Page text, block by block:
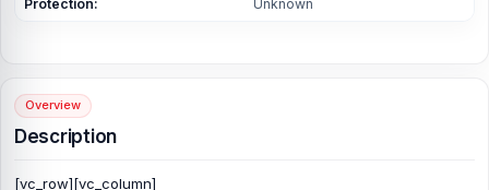
Protection: Unknown
Overview
Description
[vc_row][vc_column]